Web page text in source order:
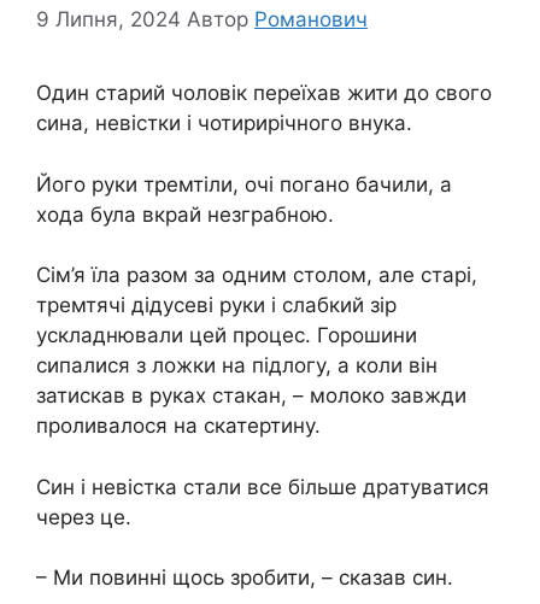
9 Липня, 2024 Автор Романович
Один старий чоловік переїхав жити до свого
сина, невістки і чотирирічного внука.
Його руки тремтіли, очі погано бачили, а
хода була вкрай незграбною.
Сім’я їла разом за одним столом, але старі,
тремтячі дідусеві руки і слабкий зір
ускладнювали цей процес. Горошини
сипалися з ложки на підлогу, а коли він
затискав в руках стакан, – молоко завжди
проливалося на скатертину.
Син і невістка стали все більше дратуватися
через це.
– Ми повинні щось зробити, – сказав син.